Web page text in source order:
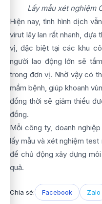
Lấy mẫu xét nghiệm
Hiện nay, tình hình dịch
virut lây lan rất nhanh, dựa
vị, đặc biệt tại các khu
người lao động lớn sẽ
trong đơn vị. Nhờ vậy có
mầm bệnh, giúp khoanh
đồng thời sẽ giảm thiểu
đồng.
Mỗi công ty, doanh
lấy mẫu và xét nghiệm test
để chủ động xây dựng
quả.
Chia sẻ: Facebook Zalo